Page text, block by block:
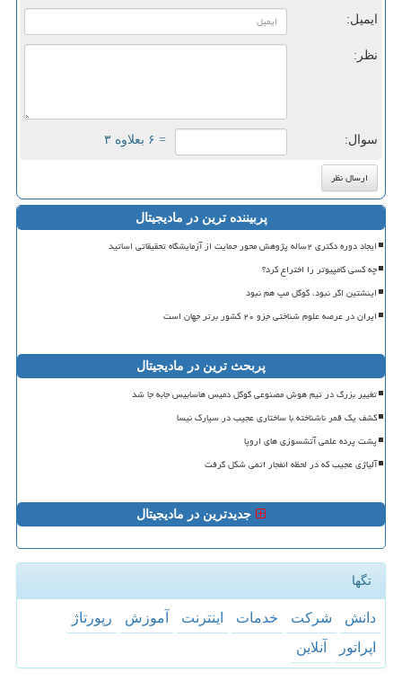
ایمیل:
نظر:
سوال: = ۶ بعلاوه ۳
پربیننده ترین در مادیجیتال
ایجاد دوره دکتری ۲ساله پژوهش محور حمایت از آزمایشگاه تحقیقاتی اساتید
چه کسی کامپیوتر را اختراع کرد؟
اینشتین اگر نبود، گوگل مپ هم نبود
ایران در عرصه علوم شناختی جزو ۲۰ کشور برتر جهان است
پربحث ترین در مادیجیتال
تغییر بزرگ در تیم هوش مصنوعی گوگل دمیس هاسابیس جابه جا شد
کشف یک قمر ناشناخته با ساختاری عجیب در سیارک نیسا
پشت پرده علمی آتشسوزی های اروپا
آلیاژی عجیب که در لحظه انفجار اتمی شکل گرفت
جدیدترین در مادیجیتال
تگها
دانش شركت خدمات اینترنت آموزش
رپورتاژ
اپراتور
آنلاین